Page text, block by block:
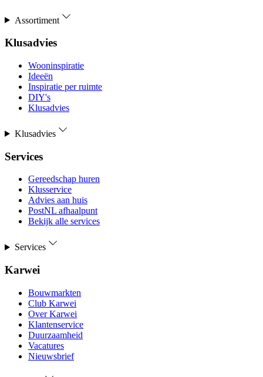
Assortiment
Klusadvies
Wooninspiratie
Ideeën
Inspiratie per ruimte
DIY's
Klusadvies
Klusadvies
Services
Gereedschap huren
Klusservice
Advies aan huis
PostNL afhaalpunt
Bekijk alle services
Services
Karwei
Bouwmarkten
Club Karwei
Over Karwei
Klantenservice
Duurzaamheid
Vacatures
Nieuwsbrief